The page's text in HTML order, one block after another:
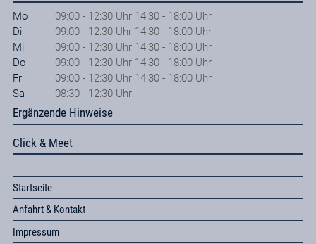
Mo
09:00 - 12:30 Uhr 14:30 - 18:00 Uhr
Di
09:00 - 12:30 Uhr 14:30 - 18:00 Uhr
Mi
09:00 - 12:30 Uhr 14:30 - 18:00 Uhr
Do
09:00 - 12:30 Uhr 14:30 - 18:00 Uhr
Fr
09:00 - 12:30 Uhr 14:30 - 18:00 Uhr
Sa
08:30 - 12:30 Uhr
Ergänzende Hinweise
Click & Meet
Startseite
Anfahrt & Kontakt
Impressum